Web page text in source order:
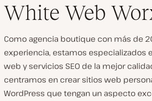
White Web
Como agencia boutique con más de
experiencia, estamos especializados
web y servicios SEO de la mejor
centramos en crear sitios web
WordPress que tengan un aspecto